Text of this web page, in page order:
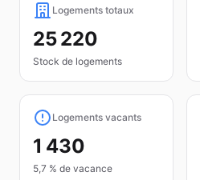
Logements totaux
25 220
Stock de logements
Logements vacants
1 430
5,7 % de vacance